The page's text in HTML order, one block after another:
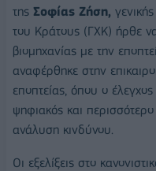
της Σοφίας Ζήση,
του Κράτους (ΓΧΚ) ήρθε να
βιομηχανίας με την
αναφέρθηκε στην
εποπτείας, όπου ο έλεγχος
ψηφιακός και
ανάλυση κινδύνου.
Οι εξελίξεις στο